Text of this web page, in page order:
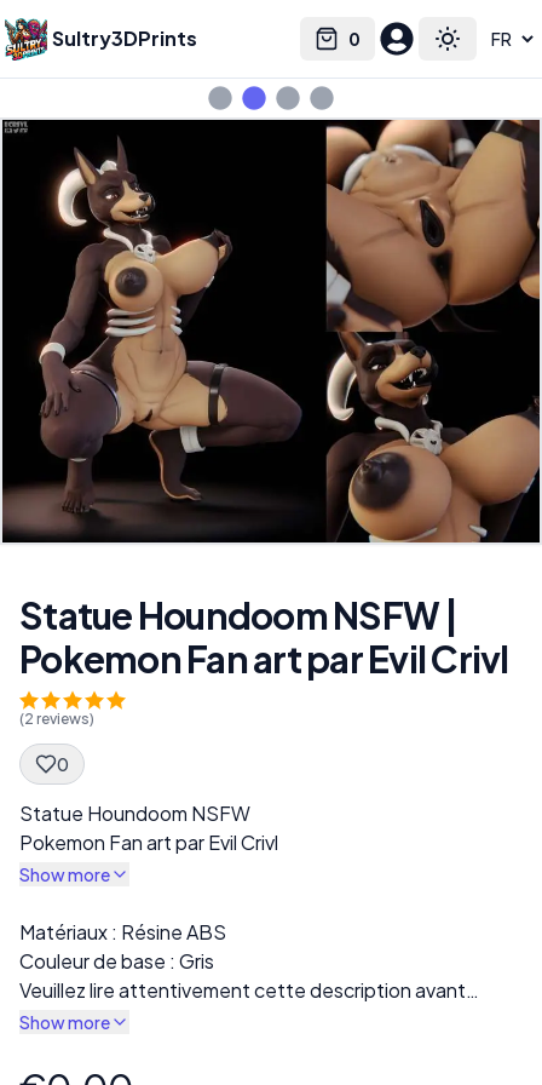
Sultry3DPrints 0
Cart Toggle
Select language
Statue Houndoom NSFW |
Pokemon Fan art par Evil Crivl
(2 reviews)
0
Spec Description
Statue Houndoom NSFW
Pokemon Fan art par Evil Crivl
Show more
Description
Matériaux : Résine ABS
Couleur de base : Gris
Veuillez lire attentivement cette description avant
l’achat !
variations sont disponibles dans la section « Style », y
Show more
Product information